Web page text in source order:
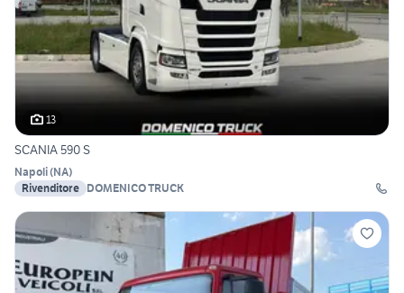
13
SCANIA 590 S
Napoli(NA)
Rivenditore DOMENICO TRUCK